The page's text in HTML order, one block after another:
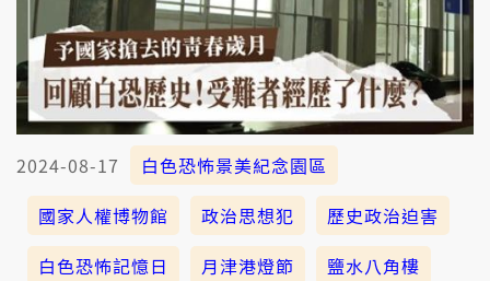
2024-08-17
白色恐怖景美紀念園區
國家人權博物館
政治思想犯
歷史政治迫害
白色恐怖記憶日
月津港燈節
鹽水八角樓